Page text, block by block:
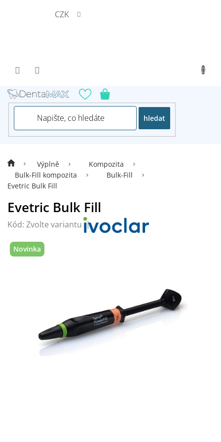
CZK
hledat
Výplně
Kompozita
Bulk-Fill kompozita
Bulk-Fill
Evetric Bulk Fill
Evetric Bulk Fill
Kód: Zvolte variantu
Novinka